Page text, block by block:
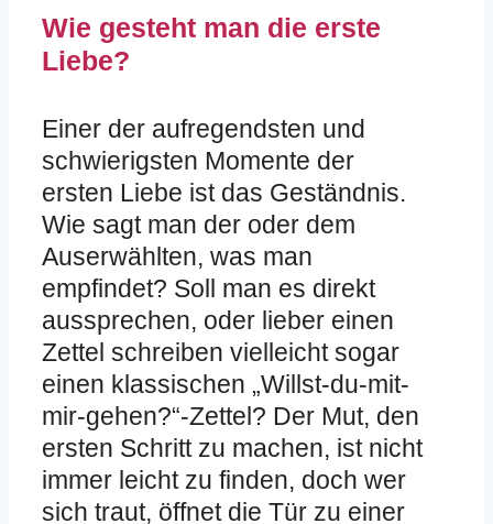
Wie gesteht man die erste
Liebe?
Einer der aufregendsten und
schwierigsten Momente der
ersten Liebe ist das Geständnis.
Wie sagt man der oder dem
Auserwählten, was man
empfindet? Soll man es direkt
aussprechen, oder lieber einen
Zettel schreiben vielleicht sogar
einen klassischen „Willst-du-mit-
mir-gehen?“-Zettel? Der Mut, den
ersten Schritt zu machen, ist nicht
immer leicht zu finden, doch wer
sich traut, öffnet die Tür zu einer